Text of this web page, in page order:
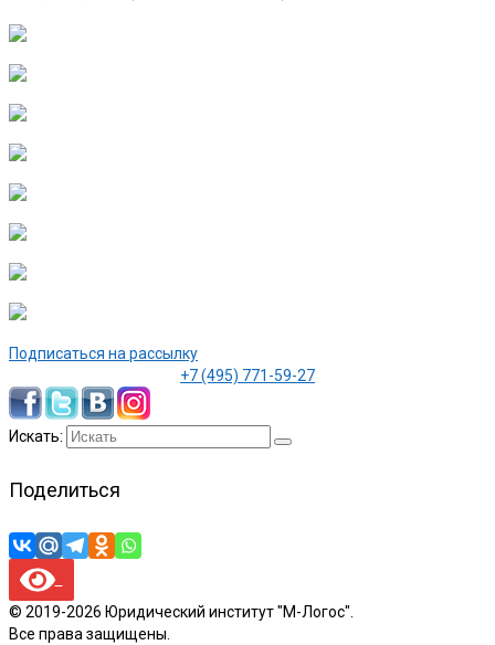
Подписаться на рассылку
+7 (495) 771-59-27
Искать:
Поделиться
© 2019-2026 Юридический институт "М-Логос".
Все права защищены.